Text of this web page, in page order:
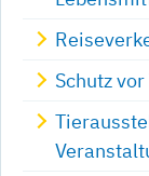
Schutz